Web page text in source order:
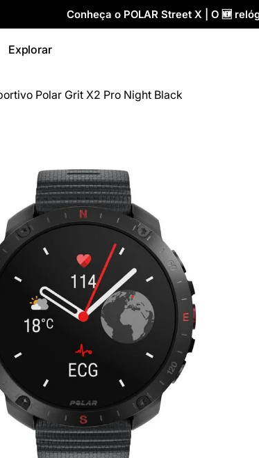
Conheça o POLAR Street X | O 🆕
Explorar
Polar Grit X2 Pro Night Black